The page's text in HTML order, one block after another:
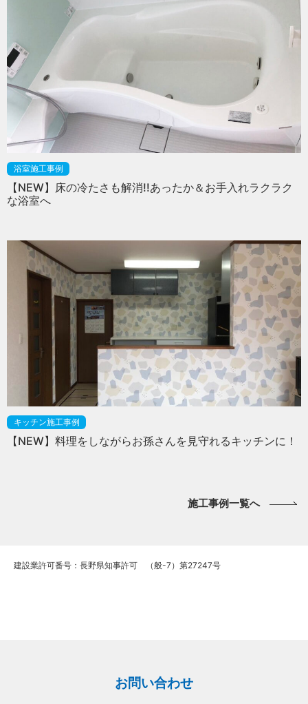
【NEW】床の冷たさも解消!!あったか＆お手入れラクラク
な浴室へ
浴室施工事例
【NEW】料理をしながらお孫さんを見守れるキッチンに！
キッチン施工事例
施工事例一覧へ
建設業許可番号：長野県知事許可 （般-7）第27247号
お問い合わせ